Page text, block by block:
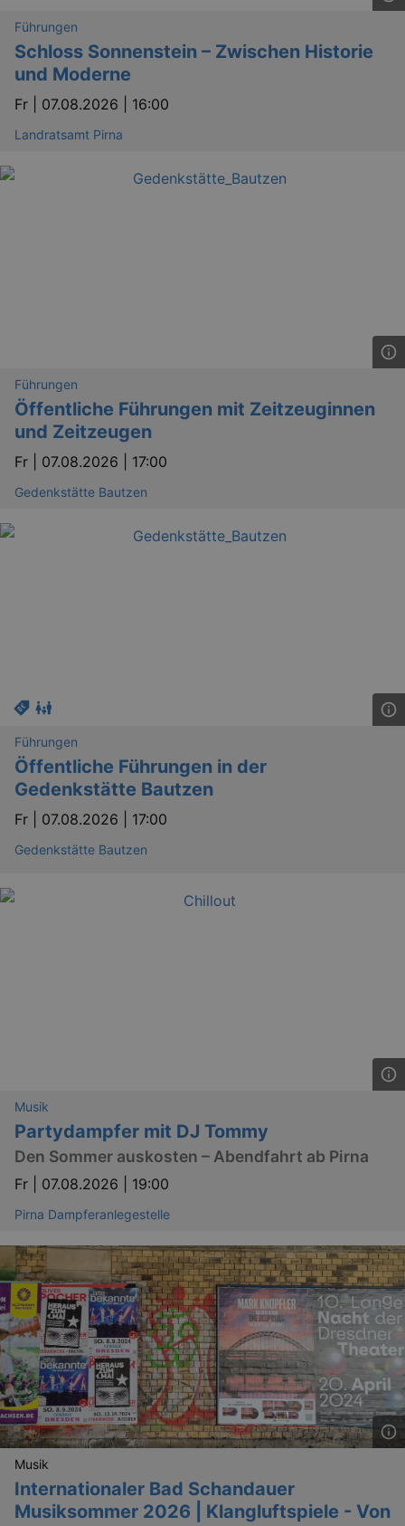
Führungen
Schloss Sonnenstein – Zwischen Historie
und Moderne
Fr | 07.08.2026 | 16:00
Landratsamt Pirna
Führungen
Öffentliche Führungen mit Zeitzeuginnen
und Zeitzeugen
Fr | 07.08.2026 | 17:00
Gedenkstätte Bautzen
Führungen
Öffentliche Führungen in der
Gedenkstätte Bautzen
Fr | 07.08.2026 | 17:00
Gedenkstätte Bautzen
Musik
Partydampfer mit DJ Tommy
Den Sommer auskosten – Abendfahrt ab Pirna
Fr | 07.08.2026 | 19:00
Pirna Dampferanlegestelle
Musik
Internationaler Bad Schandauer
Musiksommer 2026 | Klangluftspiele - Von